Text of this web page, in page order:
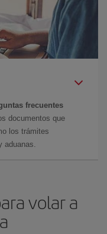
frecuentes
documentos que
los trámites
aduanas.
volar a